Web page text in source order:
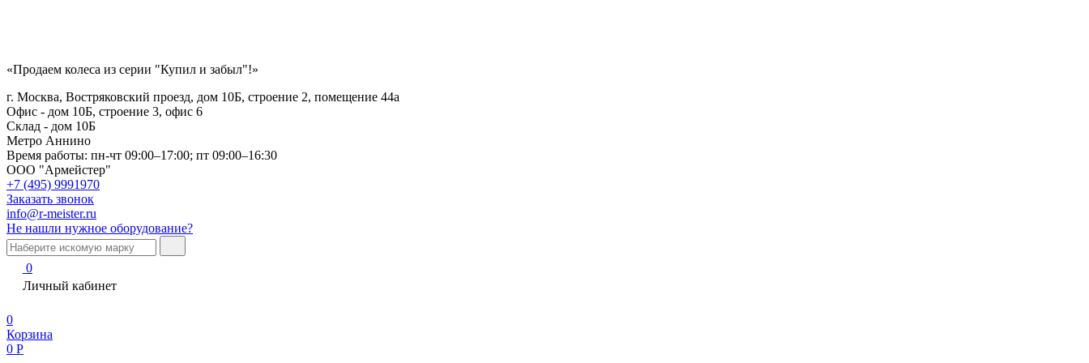
«Продаем колеса из серии "Купил и забыл"!»
г. Москва, Востряковский проезд, дом 10Б, строение 2, помещение 44а
Офис - дом 10Б, строение 3, офис 6
Склад - дом 10Б
Метро Аннино
Время работы: пн-чт 09:00–17:00; пт 09:00–16:30
ООО "Армейстер"
+7 (495) 9991970
Заказать звонок
info@r-meister.ru
Не нашли нужное оборудование?
0
Личный кабинет
0
Корзина
0 Р